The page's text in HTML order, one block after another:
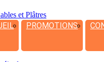
et Plâtres
PROMOTIONS